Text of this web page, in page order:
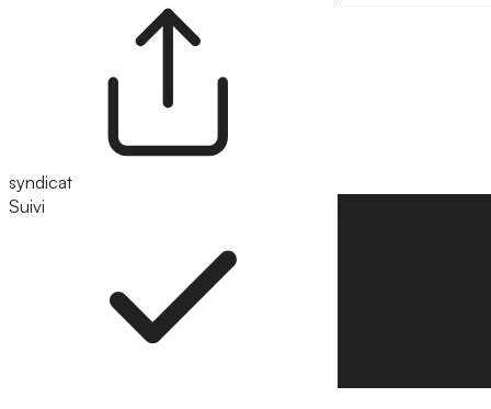
syndicat
Suivi